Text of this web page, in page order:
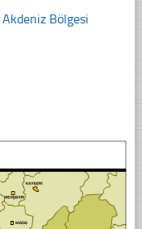
Akdeniz Bölgesi